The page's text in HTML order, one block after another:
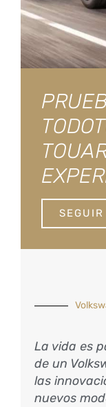
La vida es
de un
las
nuevos